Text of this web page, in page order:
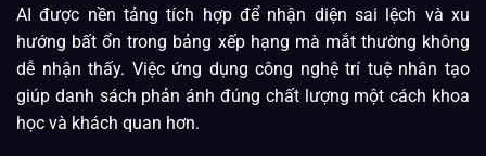
AI được nền tảng tích hợp để nhận diện sai lệch và xu
hướng bất ổn trong bảng xếp hạng mà mắt thường không
dễ nhận thấy. Việc ứng dụng công nghệ trí tuệ nhân tạo
giúp danh sách phản ánh đúng chất lượng một cách khoa
học và khách quan hơn.